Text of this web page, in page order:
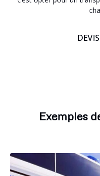
Exemples